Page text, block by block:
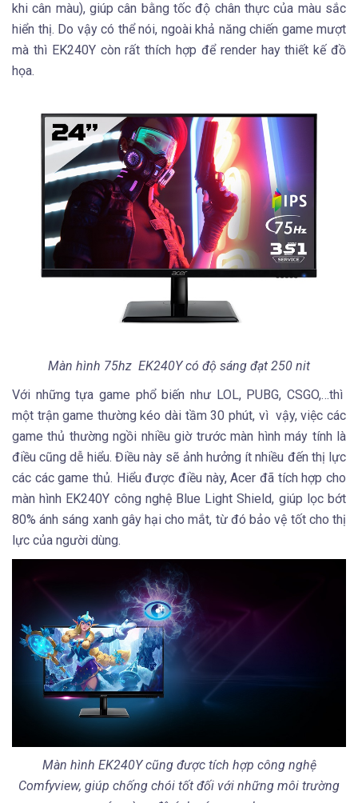
khi cân màu), giúp cân bằng tốc độ chân thực của màu sắc
hiển thị. Do vậy có thể nói, ngoài khả năng chiến game mượt
mà thì EK240Y còn rất thích hợp để render hay thiết kế đồ
họa.
Màn hình 75hz EK240Y có độ sáng đạt 250 nit
Với những tựa game phổ biến như LOL, PUBG, CSGO,…thì
một trận game thường kéo dài tầm 30 phút, vì vậy, việc các
game thủ thường ngồi nhiều giờ trước màn hình máy tính là
điều cũng dễ hiểu. Điều này sẽ ảnh hưởng ít nhiều đến thị lực
các các game thủ. Hiểu được điều này, Acer đã tích hợp cho
màn hình EK240Y công nghệ Blue Light Shield, giúp lọc bớt
80% ánh sáng xanh gây hại cho mắt, từ đó bảo vệ tốt cho thị
lực của người dùng.
Màn hình EK240Y cũng được tích hợp công nghệ
Comfyview, giúp chống chói tốt đối với những môi trường